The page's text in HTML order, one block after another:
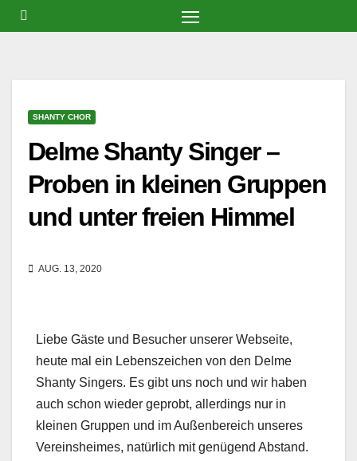
Zum
Inhalt
SHANTY CHOR
Delme Shanty Singer –
Proben in kleinen Gruppen
und unter freien Himmel
AUG. 13, 2020
Liebe Gäste und Besucher unserer Webseite,
heute mal ein Lebenszeichen von den Delme
Shanty Singers. Es gibt uns noch und wir haben
auch schon wieder geprobt, allerdings nur in
kleinen Gruppen und im Außenbereich unseres
Vereinsheimes, natürlich mit genügend Abstand.